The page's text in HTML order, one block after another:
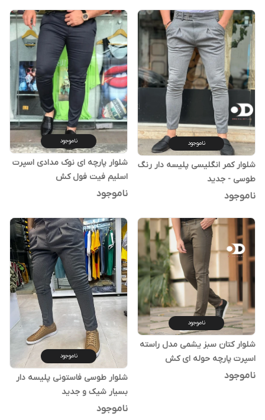
ناموجود
شلوار کمر انگلیسی پلیسه دار رنگ
طوسی - جدید
ناموجود
ناموجود
شلوار پارچه ای نوک مدادی اسپرت
اسلیم فیت فول کش
ناموجود
ناموجود
شلوار کتان سبز یشمی مدل راسته
اسپرت پارچه حوله ای کش
ناموجود
ناموجود
شلوار طوسی فاستونی پلیسه دار
بسیار شیک و‌ جدید
ناموجود